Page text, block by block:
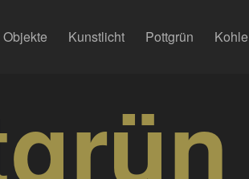
Objekte Kunstlicht Pottgrün Kohle